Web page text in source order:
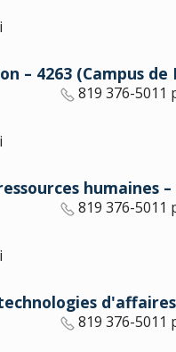
– 4263 (Campus
819 376-5011
humaines –
819 376-5011
d'affaires
819 376-5011